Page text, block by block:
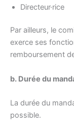
Directeur·rice
Par ailleurs, le
exerce ses
remboursement
b. Durée du
La durée du
possible.